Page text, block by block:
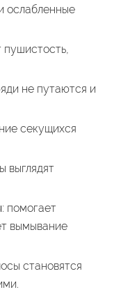
ослабленные
не путаются и
секущихся
выглядят
: помогает
вымывание
становятся